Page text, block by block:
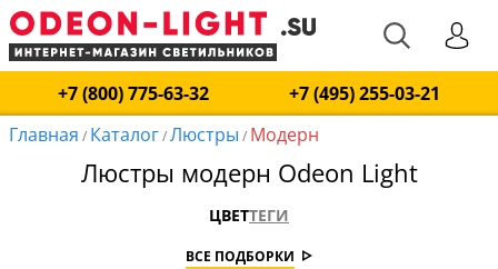
+7 (800) 775-63-32
+7 (495) 255-03-21
Главная / Каталог/Люстры / Модерн
Люстры модерн Odeon Light
ЦВЕТТЕГИ
ВСЕ ПОДБОРКИ